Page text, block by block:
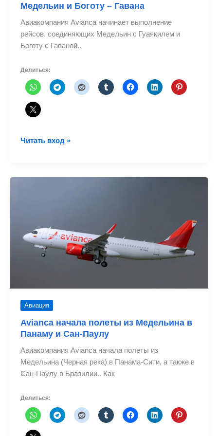
Медельин и Боготу – Гавана
Авиакомпания Avianca начинает выполнение
рейсов, соединяющих Медельин с Гуаякилем и
Боготу с Гаваной..
Делиться:
Avianca
из
Боготу
Гавана
Читать вход »
Авиация
Avianca начала полеты из Медельина в
Панаму и Сан-Паулу
Авиакомпания Avianca начала полеты из
Медельина (Черная река) в Панама-Сити, а также в
Сан-Паулу в Бразилии.. Как
Делиться: